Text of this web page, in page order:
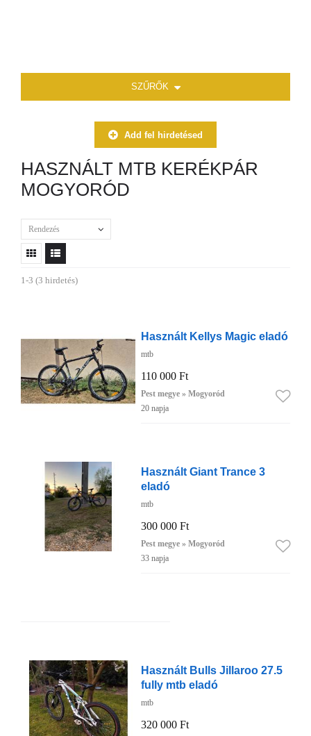
SZŰRŐK
Add fel hirdetésed
HASZNÁLT MTB KERÉKPÁR
MOGYORÓD
Rendezés
1-3 (3 hirdetés)
Használt Kellys Magic eladó
mtb
110 000 Ft
Pest megye » Mogyoród
20 napja
Használt Giant Trance 3
eladó
mtb
300 000 Ft
Pest megye » Mogyoród
33 napja
Használt Bulls Jillaroo 27.5
fully mtb eladó
mtb
320 000 Ft